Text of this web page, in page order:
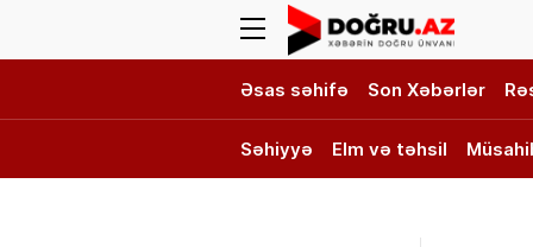
Əsas səhifə Son Xəbərlər
Səhiyyə Elm və təhsil